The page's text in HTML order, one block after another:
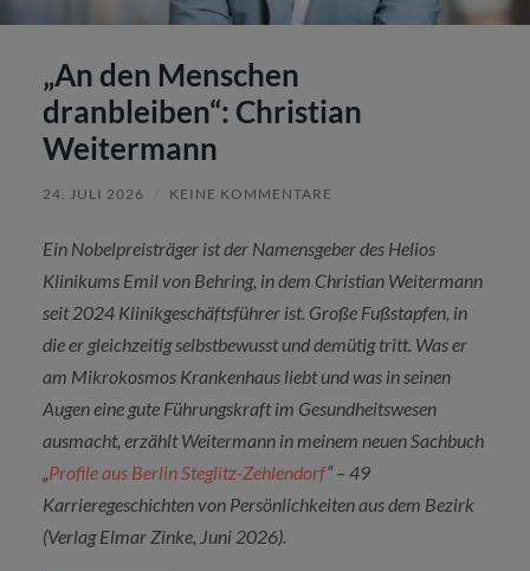
„An den Menschen
dranbleiben“: Christian
Weitermann
24. JULI 2026 KEINE KOMMENTARE
Ein Nobelpreisträger ist der Namensgeber des Helios
Klinikums Emil von Behring, in dem Christian Weitermann
seit 2024 Klinikgeschäftsführer ist. Große Fußstapfen, in
die er gleichzeitig selbstbewusst und demütig tritt. Was er
am Mikrokosmos Krankenhaus liebt und was in seinen
Augen eine gute Führungskraft im Gesundheitswesen
ausmacht, erzählt Weitermann in meinem neuen Sachbuch
„Profile aus Berlin Steglitz-Zehlendorf“ – 49
Karrieregeschichten von Persönlichkeiten aus dem Bezirk
(Verlag Elmar Zinke, Juni 2026).